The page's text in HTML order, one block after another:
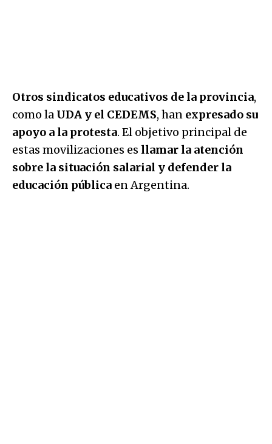
Otros sindicatos educativos de la provincia,
como la UDA y el CEDEMS, han expresado su
apoyo a la protesta. El objetivo principal de
estas movilizaciones es llamar la atención
sobre la situación salarial y defender la
educación pública en Argentina.